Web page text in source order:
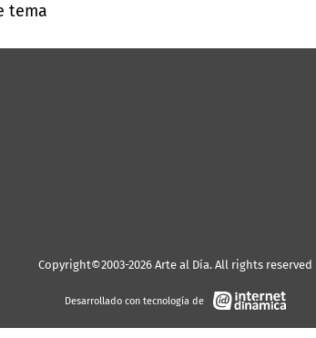
tema
Copyright©2003-2026 Arte al Día. All rights reserved